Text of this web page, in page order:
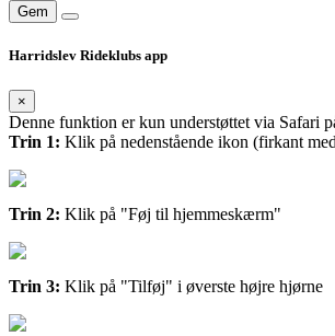
Gem
Harridslev Rideklubs app
×
Denne funktion er kun understøttet via Safari
Trin 1: Klik på nedenstående ikon (firkant
Trin 2: Klik på "Føj til hjemmeskærm"
Trin 3: Klik på "Tilføj" i øverste højre hjørne